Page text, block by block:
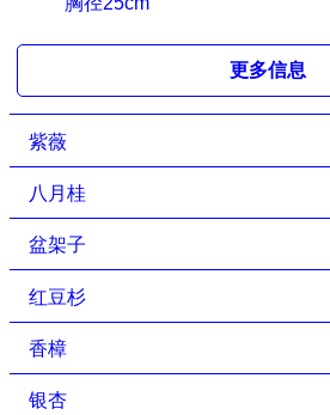
更多信息
紫薇
八月桂
盆架子
红豆杉
香樟
银杏